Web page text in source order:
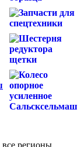
регионы